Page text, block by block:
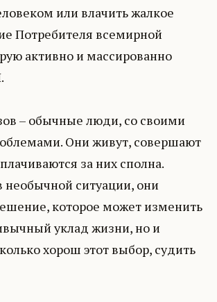
или влачить жалкое
Потребителя всемирной
активно и массированно
– обычные люди, со своими
Они живут, совершают
за них сполна.
необычной ситуации, они
которое может изменить
уклад жизни, но и
хорош этот выбор, судить